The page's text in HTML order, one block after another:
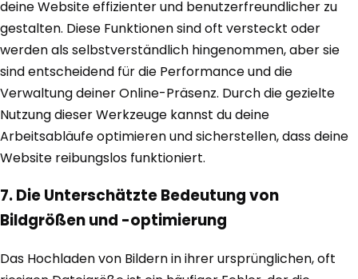
deine Website effizienter und benutzerfreundlicher zu
gestalten. Diese Funktionen sind oft versteckt oder
werden als selbstverständlich hingenommen, aber sie
sind entscheidend für die Performance und die
Verwaltung deiner Online-Präsenz. Durch die gezielte
Nutzung dieser Werkzeuge kannst du deine
Arbeitsabläufe optimieren und sicherstellen, dass deine
Website reibungslos funktioniert.
7. Die Unterschätzte Bedeutung von
Bildgrößen und -optimierung
Das Hochladen von Bildern in ihrer ursprünglichen, oft